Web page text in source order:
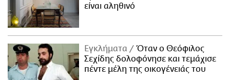
είναι αληθινό
Εγκλήματα
Όταν ο Θεόφιλος
Σεχίδης δολοφόνησε και τεμάχισε
πέντε μέλη της οικογένειάς του